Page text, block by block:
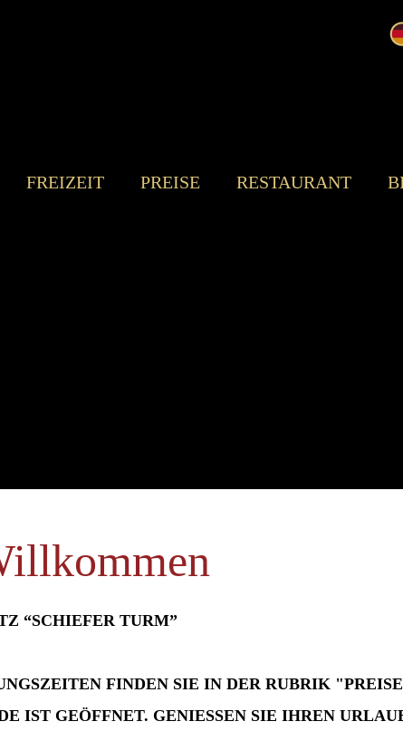
FREIZEIT PREISE RESTAURANT
“SCHIEFER TURM”
FINDEN SIE IN DER RUBRIK
IST GEÖFFNET. GENIESSEN SIE IHREN